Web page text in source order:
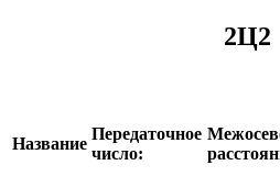
2Ц2
Название
Передаточное
число: